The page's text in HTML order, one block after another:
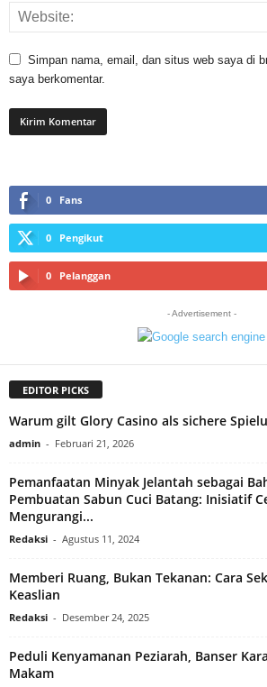
Simpan nama, email, dan situs web saya di
saya berkomentar.
0 Fans
0 Pengikut
0 Pelanggan
- Advertisement -
EDITOR PICKS
Warum gilt Glory Casino als sichere
admin - Februari 21, 2026
Pemanfaatan Minyak Jelantah sebagai
Pembuatan Sabun Cuci Batang: Inisiatif
Mengurangi...
Redaksi - Agustus 11, 2024
Memberi Ruang, Bukan Tekanan: Cara
Keaslian
Redaksi - Desember 24, 2025
Peduli Kenyamanan Peziarah, Banser
Makam